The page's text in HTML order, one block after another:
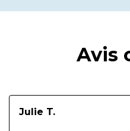
Avis
Julie T.